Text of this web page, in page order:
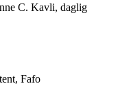
C. Kavli, daglig
Fafo